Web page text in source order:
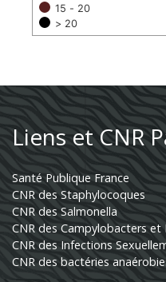
15 - 20
> 20
Liens et CNR
Santé Publique France
CNR des Staphylocoques
CNR des Salmonella
CNR des Campylobacters
CNR des Infections
CNR des bactéries